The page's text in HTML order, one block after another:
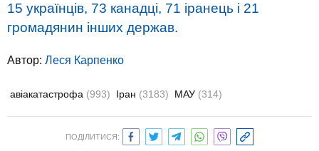
15 українців, 73 канадці, 71 іранець і 21
громадянин інших держав.
Автор: Леся Карпенко
авіакатастрофа (993) Іран (3183) МАУ (314)
ПОДІЛИТИСЯ: